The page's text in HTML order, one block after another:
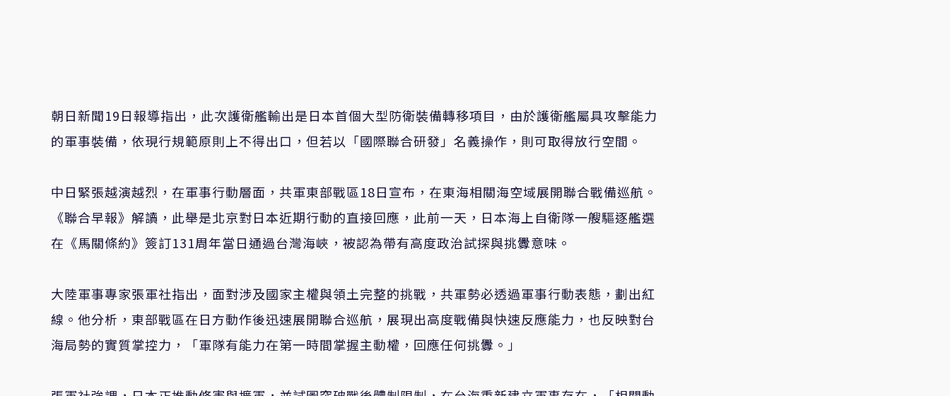
朝日新聞19日報導指出，此次護衛艦輸出是日本首個大型防衛裝備轉移項目，由於護衛艦屬具攻擊能力
的軍事裝備，依現行規範原則上不得出口，但若以「國際聯合研發」名義操作，則可取得放行空間。
中日緊張越演越烈，在軍事行動層面，共軍東部戰區18日宣布，在東海相關海空域展開聯合戰備巡航。
《聯合早報》解讀，此舉是北京對日本近期行動的直接回應，此前一天，日本海上自衛隊一艘驅逐艦選
在《馬關條約》簽訂131周年當日通過台灣海峽，被認為帶有高度政治試探與挑釁意味。
大陸軍事專家張軍社指出，面對涉及國家主權與領土完整的挑戰，共軍勢必透過軍事行動表態，劃出紅
線。他分析，東部戰區在日方動作後迅速展開聯合巡航，展現出高度戰備與快速反應能力，也反映對台
海局勢的實質掌控力，「軍隊有能力在第一時間掌握主動權，回應任何挑釁。」